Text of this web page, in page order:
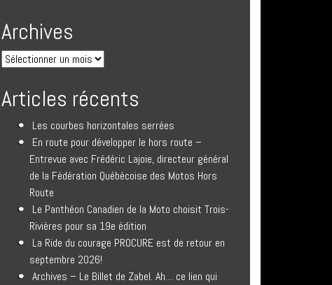
Archives
Articles récents
Les courbes horizontales serrées
En route pour développer le hors route –
Entrevue avec Frédéric Lajoie, directeur général
de la Fédération Québécoise des Motos Hors
Route
Le Panthéon Canadien de la Moto choisit Trois-
Rivières pour sa 19e édition
La Ride du courage PROCURE est de retour en
septembre 2026!
Archives – Le Billet de Zabel. Ah… ce lien qui